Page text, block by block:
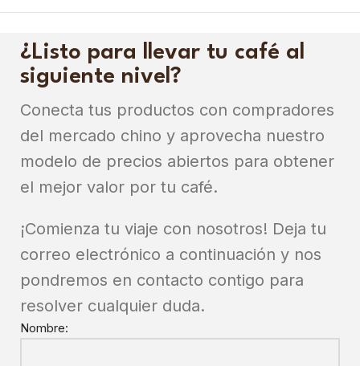
¿Listo para llevar tu café al
siguiente nivel?
Conecta tus productos con compradores
del mercado chino y aprovecha nuestro
modelo de precios abiertos para obtener
el mejor valor por tu café.
¡Comienza tu viaje con nosotros! Deja tu
correo electrónico a continuación y nos
pondremos en contacto contigo para
resolver cualquier duda.
Nombre: